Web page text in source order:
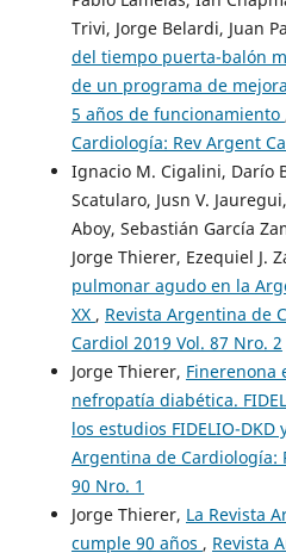
Trivi, Jorge Belardi, Juan
del tiempo puerta-balón
de un programa de
5 años de funcionamiento
Cardiología: Rev Argent
Ignacio M. Cigalini, Darío
Scatularo, Jusn V.
Aboy, Sebastián García
Jorge Thierer, Ezequiel J.
pulmonar agudo en la
XX , Revista Argentina de
Cardiol 2019 Vol. 87 Nro. 2
Jorge Thierer, Finerenona
nefropatía diabética.
los estudios FIDELIO-DKD
Argentina de Cardiología:
90 Nro. 1
Jorge Thierer, La Revista
cumple 90 años , Revista